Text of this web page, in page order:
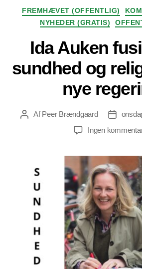
FREMHÆVET (OFFENTLIG)
NYHEDER (GRATIS)
Ida Auken
sundhed og
nye
Indlægsforfatter
AfPeer Brændgaard
Ingen